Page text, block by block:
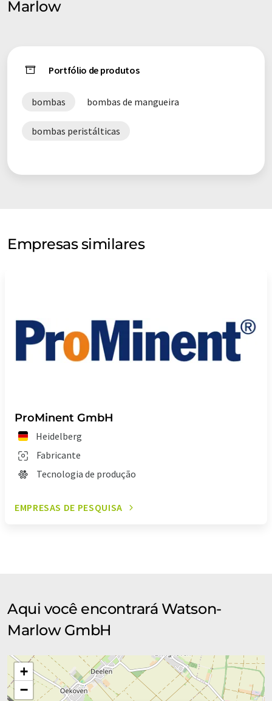
Marlow
Portfólio de produtos
bombas bombas de mangueira
bombas peristálticas
Empresas similares
ProMinent GmbH
Heidelberg
Fabricante
Tecnologia de produção
EMPRESAS DE PESQUISA
Aqui você encontrará Watson-
Marlow GmbH
+
−